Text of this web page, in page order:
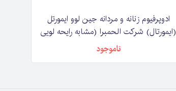
ادوپرفیوم زنانه و مردانه جین لوو ایمورتل
(ایمورتال) شرکت الحمبرا (مشابه رایحه لویی
ویتون ) Alhambra Jean Lowe immortel
ناموجود